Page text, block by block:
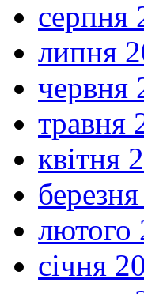
серпня
липня
червня
травня
квітня
лютого
січня